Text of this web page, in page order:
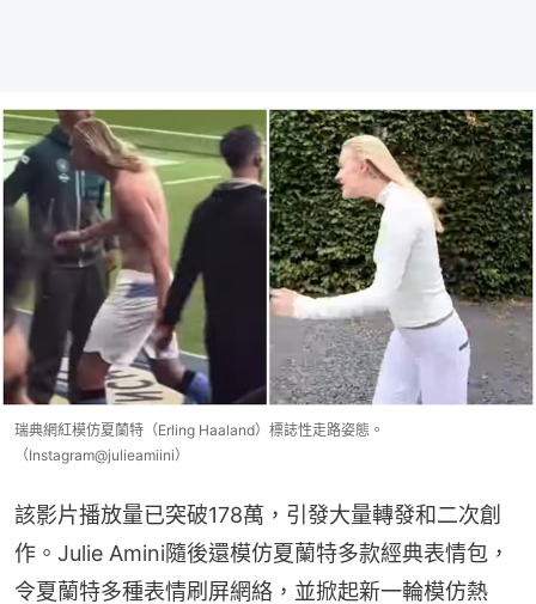
瑞典網紅模仿夏蘭特（Erling Haaland）標誌性走路姿態。
（Instagram@julieamiini）
該影片播放量已突破178萬，引發大量轉發和二次創
作。Julie Amini隨後還模仿夏蘭特多款經典表情包，
令夏蘭特多種表情刷屏網絡，並掀起新一輪模仿熱